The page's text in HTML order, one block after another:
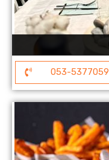
053-5377059